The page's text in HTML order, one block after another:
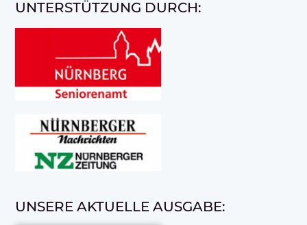
UNTERSTÜTZUNG DURCH:
UNSERE AKTUELLE AUSGABE: